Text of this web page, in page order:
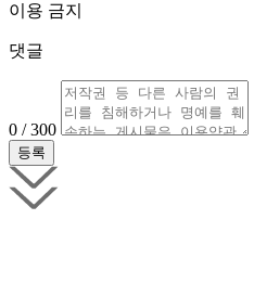
이용 금지
댓글
0 / 300